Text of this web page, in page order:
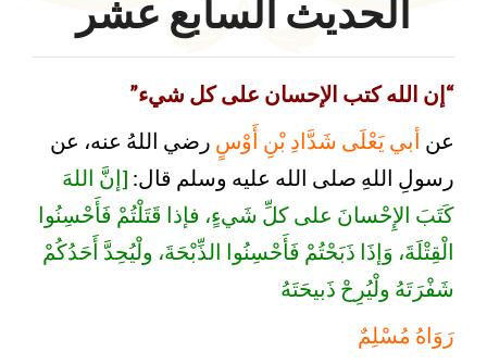
الحديث السابع عشر
“إن الله كتب الإحسان على كل شيء”
عن أبي يَعْلَى شَدَّادِ بْنِ أَوْسٍ رضي اللهُ عنه، عن
رسولِ اللهِ صلى الله عليه وسلم قال: [إنَّ اللهَ
كَتَبَ الإِحْسانَ على كلِّ شَيءٍ، فإذا قَتَلْتُمْ فَأَحْسِنُوا
الْقِتْلَةَ، وَإذَا ذَبَحْتُمْ فَأَحْسِنُوا الذِّبْحَةَ، ولْيُحِدَّ أَحَدُكُمْ
شَفْرَتَهُ ولْيُرِحْ ذَبيحَتَهُ
رَوَاهُ مُسْلِمٌ